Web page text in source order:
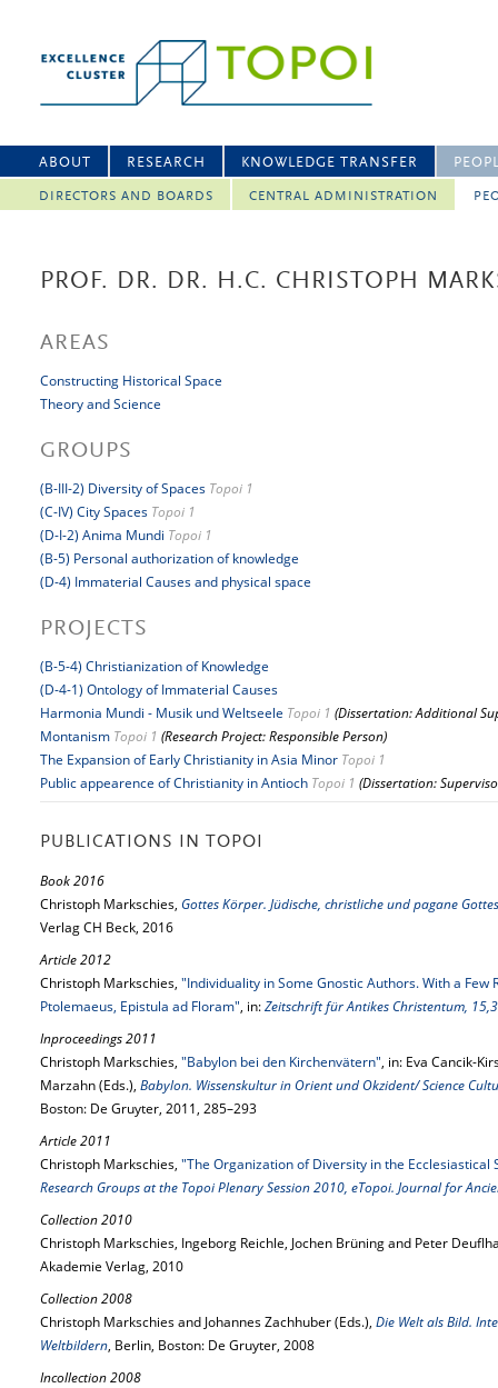
ABOUT RESEARCH KNOWLEDGE TRANSFER
DIRECTORS AND BOARDS CENTRAL ADMINISTRATION
PROF. DR. DR. H.C. CHRISTOPH
AREAS
Constructing Historical Space
Theory and Science
GROUPS
(B-III-2) Diversity of Spaces Topoi 1
(C-IV) City Spaces Topoi 1
(D-I-2) Anima Mundi Topoi 1
(B-5) Personal authorization of knowledge
(D-4) Immaterial Causes and physical space
PROJECTS
(B-5-4) Christianization of Knowledge
(D-4-1) Ontology of Immaterial Causes
Harmonia Mundi - Musik und Weltseele Topoi 1 (Dissertation: Additional
Montanism Topoi 1 (Research Project: Responsible Person)
The Expansion of Early Christianity in Asia Minor Topoi 1
Public appearence of Christianity in Antioch Topoi 1 (Dissertation:
PUBLICATIONS IN TOPOI
Book 2016
Christoph Markschies, Gottes Körper. Jüdische, christliche und pagane
Verlag CH Beck, 2016
Article 2012
Christoph Markschies, "Individuality in Some Gnostic Authors. With a
Ptolemaeus, Epistula ad Floram", in:Zeitschrift für Antikes Christentum,
Inproceedings 2011
Christoph Markschies, "Babylon bei den Kirchenvätern", in: Eva Cancik-
Marzahn (Eds.), Babylon. Wissenskultur in Orient und Okzident/ Science
Boston: De Gruyter, 2011, 285–293
Article 2011
Christoph Markschies, "The Organization of Diversity in the Ecclesiastical
Research Groups at the Topoi Plenary Session 2010, eTopoi. Journal for
Collection 2010
Christoph Markschies, Ingeborg Reichle, Jochen Brüning and Peter
Akademie Verlag, 2010
Collection 2008
Christoph Markschies and Johannes Zachhuber (Eds.), Die Welt als Bild.
Weltbildern, Berlin, Boston: De Gruyter, 2008
Incollection 2008